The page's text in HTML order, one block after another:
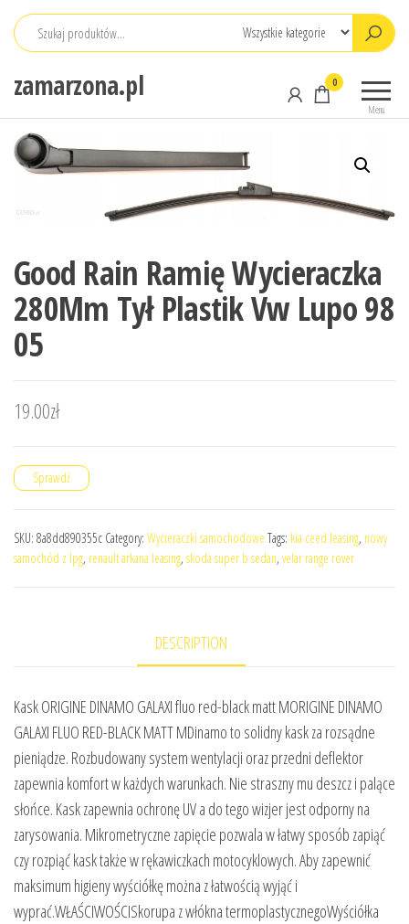
Przejdź
zamarzona.pl
Menu
0
Good Rain Ramię Wycieraczka
280Mm Tył Plastik Vw Lupo 98
05
19.00zł
Sprawdź
SKU: 8a8dd890355c Category: Wycieraczki samochodowe Tags: kia ceed leasing, nowy
samochód z lpg, renault arkana leasing, skoda super b sedan, velar range rover
DESCRIPTION
Kask ORIGINE DINAMO GALAXI fluo red-black matt MORIGINE DINAMO
GALAXI FLUO RED-BLACK MATT MDinamo to solidny kask za rozsądne
pieniądze. Rozbudowany system wentylacji oraz przedni deflektor
zapewnia komfort w każdych warunkach. Nie straszny mu deszcz i palące
słońce. Kask zapewnia ochronę UV a do tego wizjer jest odporny na
zarysowania. Mikrometryczne zapięcie pozwala w łatwy sposób zapiąć
czy rozpiąć kask także w rękawiczkach motocyklowych. Aby zapewnić
maksimum higieny wyściółkę można z łatwością wyjąć i
wyprać.WŁAŚCIWOŚCISkorupa z włókna termoplastycznegoWyściółka